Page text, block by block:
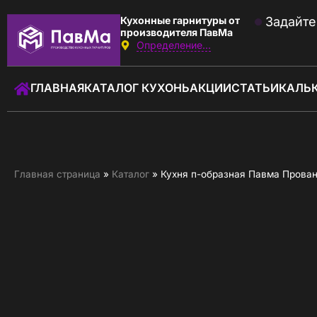
Кухонные гарнитуры от
производителя ПавМа
Определение...
ГЛАВНАЯКАТАЛОГ КУХОНЬАКЦИИСТАТЬИ
Главная страница » Каталог » Кухня п-образная Павма
+7 (930) 037-01-01
Заказать звонок
КАТАЛОГ КУХОНЬ